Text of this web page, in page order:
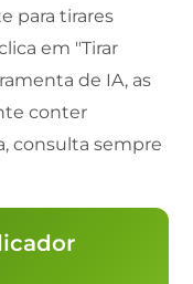
para tirares
em "Tirar
de IA, as
conter
consulta sempre